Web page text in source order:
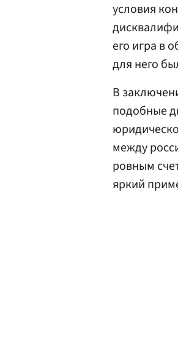
условия
его игра в
для него
В
подобные
между
ровным
яркий